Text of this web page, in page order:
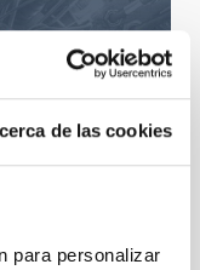
de las cookies
para personalizar